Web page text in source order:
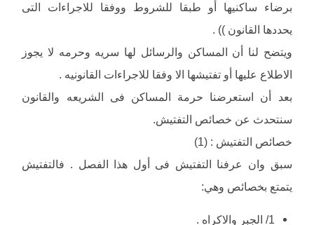
برضاء ساكنيها أو طبقا للشروط ووفقا للاجراءات التى
يحددها القانون )) .
ويتضح لنا أن المساكن والرسائل لها سريه وحرمه لا يجوز
الاطلاع عليها أو تفتيشها الا وفقا للاجراءات القانونيه .
بعد أن استعرضنا حرمة المساكن فى الشريعه والقانون
سنتحدث عن خصائص التفتيش.
خصائص التفتيش : (1)
سبق وان عرفنا التفتيش فى أول هذا الفصل . فالتفتيش
يتمتع بخصائص وهي:
1/ الجبر والاكراه .